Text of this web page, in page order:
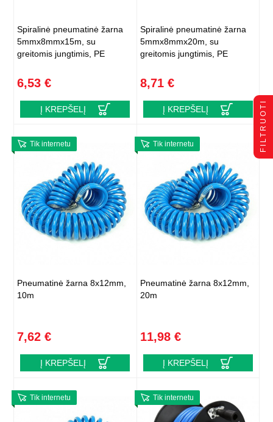
Spiralinė pneumatinė žarna
5mmx8mmx15m, su
greitomis jungtimis, PE
6,53 €
Į KREPŠELĮ
Spiralinė pneumatinė žarna
5mmx8mmx20m, su
greitomis jungtimis, PE
8,71 €
Į KREPŠELĮ
Tik internetu
Pneumatinė žarna 8x12mm,
10m
7,62 €
Į KREPŠELĮ
Tik internetu
Pneumatinė žarna 8x12mm,
20m
11,98 €
Į KREPŠELĮ
Tik internetu Tik internetu
FILTRUOTI